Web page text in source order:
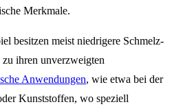
Merkmale.
besitzen meist niedrigere Schmelz-
ihren unverzweigten
Anwendungen, wie etwa bei der
Kunststoffen, wo speziell